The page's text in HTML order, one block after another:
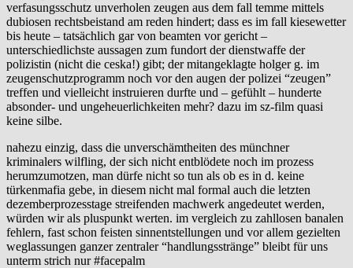
verfasungsschutz unverholen zeugen aus dem fall temme mittels
dubiosen rechtsbeistand am reden hindert; dass es im fall kiesewetter
bis heute – tatsächlich gar von beamten vor gericht –
unterschiedlichste aussagen zum fundort der dienstwaffe der
polizistin (nicht die ceska!) gibt; der mitangeklagte holger g. im
zeugenschutzprogramm noch vor den augen der polizei “zeugen”
treffen und vielleicht instruieren durfte und – gefühlt – hunderte
absonder- und ungeheuerlichkeiten mehr? dazu im sz-film quasi
keine silbe.
nahezu einzig, dass die unverschämtheiten des münchner
kriminalers wilfling, der sich nicht entblödete noch im prozess
herumzumotzen, man dürfe nicht so tun als ob es in d. keine
türkenmafia gebe, in diesem nicht mal formal auch die letzten
dezemberprozesstage streifenden machwerk angedeutet werden,
würden wir als pluspunkt werten. im vergleich zu zahllosen banalen
fehlern, fast schon feisten sinnentstellungen und vor allem gezielten
weglassungen ganzer zentraler “handlungsstränge” bleibt für uns
unterm strich nur #facepalm